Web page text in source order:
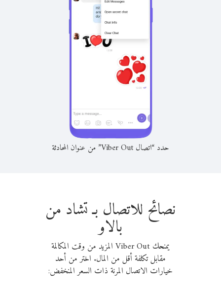
حدد “اتصال Viber Out” من عنوان المحادثة
نصائح للاتصال بـ تشاد من
بالاو
يمنحك Viber Out المزيد من وقت المكالمة
مقابل تكلفة أقل من المال. اختر من أحد
خيارات الاتصال المرنة ذات السعر المنخفض: